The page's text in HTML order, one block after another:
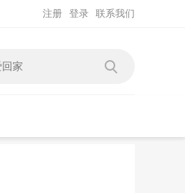
联系我们
登录
注册